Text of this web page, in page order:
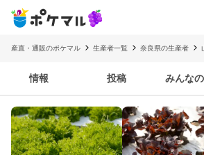
産直・通販のポケマル 生産者一覧 奈良県の生産者
情報 投稿 みんな